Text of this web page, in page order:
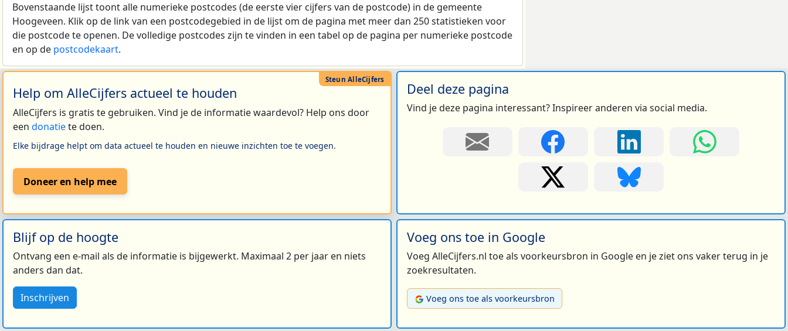
Bovenstaande lijst toont alle numerieke postcodes (de eerste vier cijfers van de postcode) in de gemeente
Hoogeveen. Klik op de link van een postcodegebied in de lijst om de pagina met meer dan 250 statistieken voor
die postcode te openen. De volledige postcodes zijn te vinden in een tabel op de pagina per numerieke postcode
en op de postcodekaart.
Help om AlleCijfers actueel te houden
AlleCijfers is gratis te gebruiken. Vind je de informatie waardevol? Help ons door
een donatiete doen.
Elke bijdrage helpt om data actueel te houden en nieuwe inzichten toe te voegen.
Doneer en help mee
Deel deze pagina
Vind je deze pagina interessant? Inspireer anderen via social media.
Blijf op de hoogte
Ontvang een e-mail als de informatie is bijgewerkt. Maximaal 2 per jaar en niets
anders dan dat.
Inschrijven
Voeg ons toe in Google
Voeg AlleCijfers.nl toe als voorkeursbron in Google en je ziet ons vaker terug in je
zoekresultaten.
Voeg ons toe als voorkeursbron